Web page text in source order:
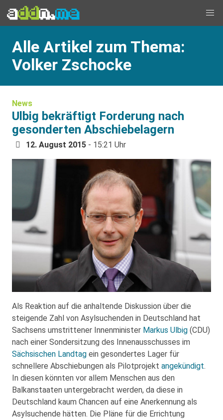
Alle Artikel zum Thema:
Volker Zschocke
News
Ulbig bekräftigt Forderung nach
gesonderten Abschiebelagern
12. August 2015 - 15:21 Uhr
Als Reaktion auf die anhaltende Diskussion über die
steigende Zahl von Asylsuchenden in Deutschland hat
Sachsens umstrittener Innenminister Markus Ulbig (CDU)
nach einer Sondersitzung des Innenausschusses im
Sächsischen Landtag ein gesondertes Lager für
schnellere Abschiebungen als Pilotprojekt angekündigt.
In diesen könnten vor allem Menschen aus den
Balkanstaaten untergebracht werden, da diese in
Deutschland kaum Chancen auf eine Anerkennung als
Asylsuchende hätten. Die Pläne für die Errichtung